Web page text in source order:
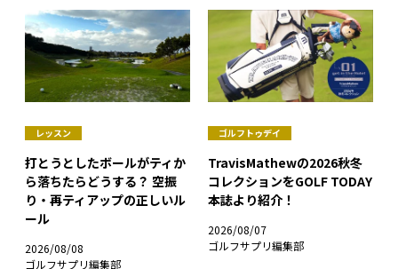
レッスン
打とうとしたボールがティか
ら落ちたらどうする？ 空振
り・再ティアップの正しいル
ール
2026/08/08
ゴルフサプリ編集部
ゴルフトゥデイ
TravisMathewの2026秋冬
コレクションをGOLF TODAY
本誌より紹介！
2026/08/07
ゴルフサプリ編集部